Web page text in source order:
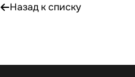
Назад к списку